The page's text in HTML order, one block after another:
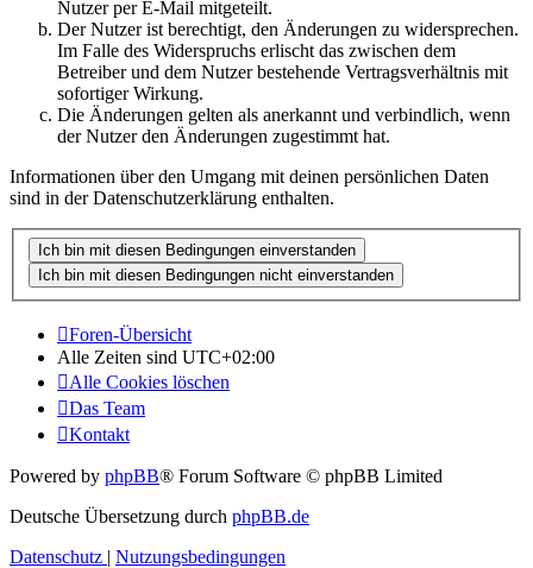
Nutzer per E-Mail mitgeteilt.
Der Nutzer ist berechtigt, den Änderungen zu widersprechen.
Im Falle des Widerspruchs erlischt das zwischen dem
Betreiber und dem Nutzer bestehende Vertragsverhältnis mit
sofortiger Wirkung.
Die Änderungen gelten als anerkannt und verbindlich, wenn
der Nutzer den Änderungen zugestimmt hat.
Informationen über den Umgang mit deinen persönlichen Daten
sind in der Datenschutzerklärung enthalten.
Foren-Übersicht
Alle Zeiten sind UTC+02:00
Alle Cookies löschen
Das Team
Kontakt
Powered by phpBB® Forum Software © phpBB Limited
Deutsche Übersetzung durch phpBB.de
Datenschutz | Nutzungsbedingungen